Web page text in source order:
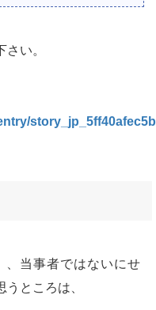
い。
、当事者ではないにせ
ところは、